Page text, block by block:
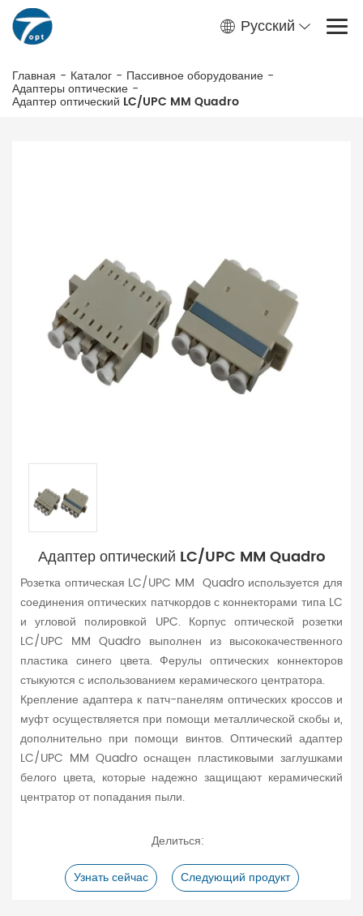
Русский
Главная - Каталог - Пассивное оборудование -
Адаптеры оптические -
Адаптер оптический LC/UPC MM Quadro
Адаптер оптический LC/UPC MM Quadro
Розетка оптическая LC/UPC MM Quadro используется для
соединения оптических патчкордов с коннекторами типа LC
и угловой полировкой UPC. Корпус оптической розетки
LC/UPC MM Quadro выполнен из высококачественного
пластика синего цвета. Ферулы оптических коннекторов
стыкуются с использованием керамического центратора.
Крепление адаптера к патч-панелям оптических кроссов и
муфт осуществляется при помощи металлической скобы и,
дополнительно при помощи винтов. Оптический адаптер
LC/UPC MM Quadro оснащен пластиковыми заглушками
белого цвета, которые надежно защищают керамический
центратор от попадания пыли.
Делиться:
Узнать сейчас
Следующий продукт